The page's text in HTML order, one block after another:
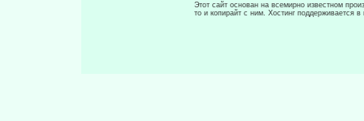
Этот сайт основан на всемирно известном
то и копирайт с ним. Хостинг поддерживается